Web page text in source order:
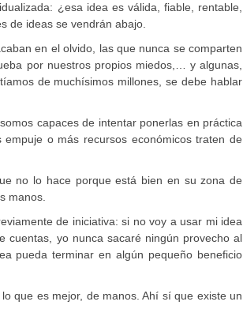
¿esa idea es válida, fiable, rentable,
de ideas se vendrán abajo.
en el olvido, las que nunca se comparten
por nuestros propios miedos,… y algunas,
de muchísimos millones, se debe hablar
capaces de intentar ponerlas en práctica
o más recursos económicos traten de
no lo hace porque está bien en su zona de
manos.
de iniciativa: si no voy a usar mi idea
cuentas, yo nunca sacaré ningún provecho al
pueda terminar en algún pequeño beneficio
que es mejor, de manos. Ahí sí que existe un